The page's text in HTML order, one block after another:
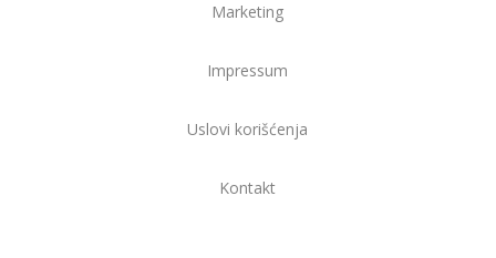
Marketing
Impressum
Uslovi korišćenja
Kontakt